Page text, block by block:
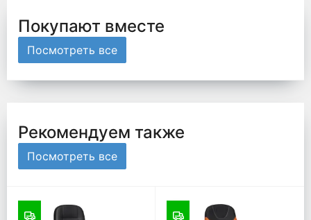
Покупают вместе
Посмотреть все
Рекомендуем также
Посмотреть все